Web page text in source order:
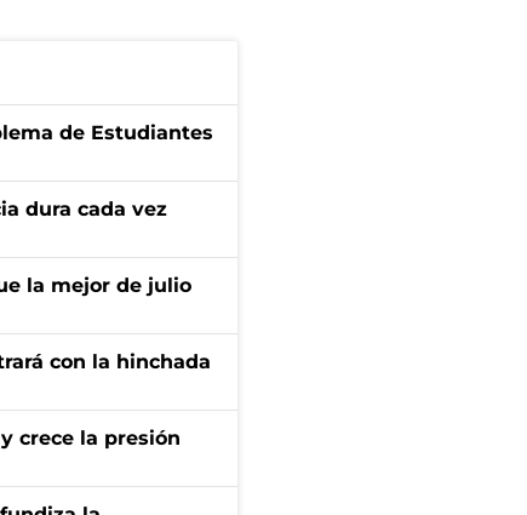
de Estudiantes
dura cada vez
la mejor de julio
con la hinchada
crece la presión